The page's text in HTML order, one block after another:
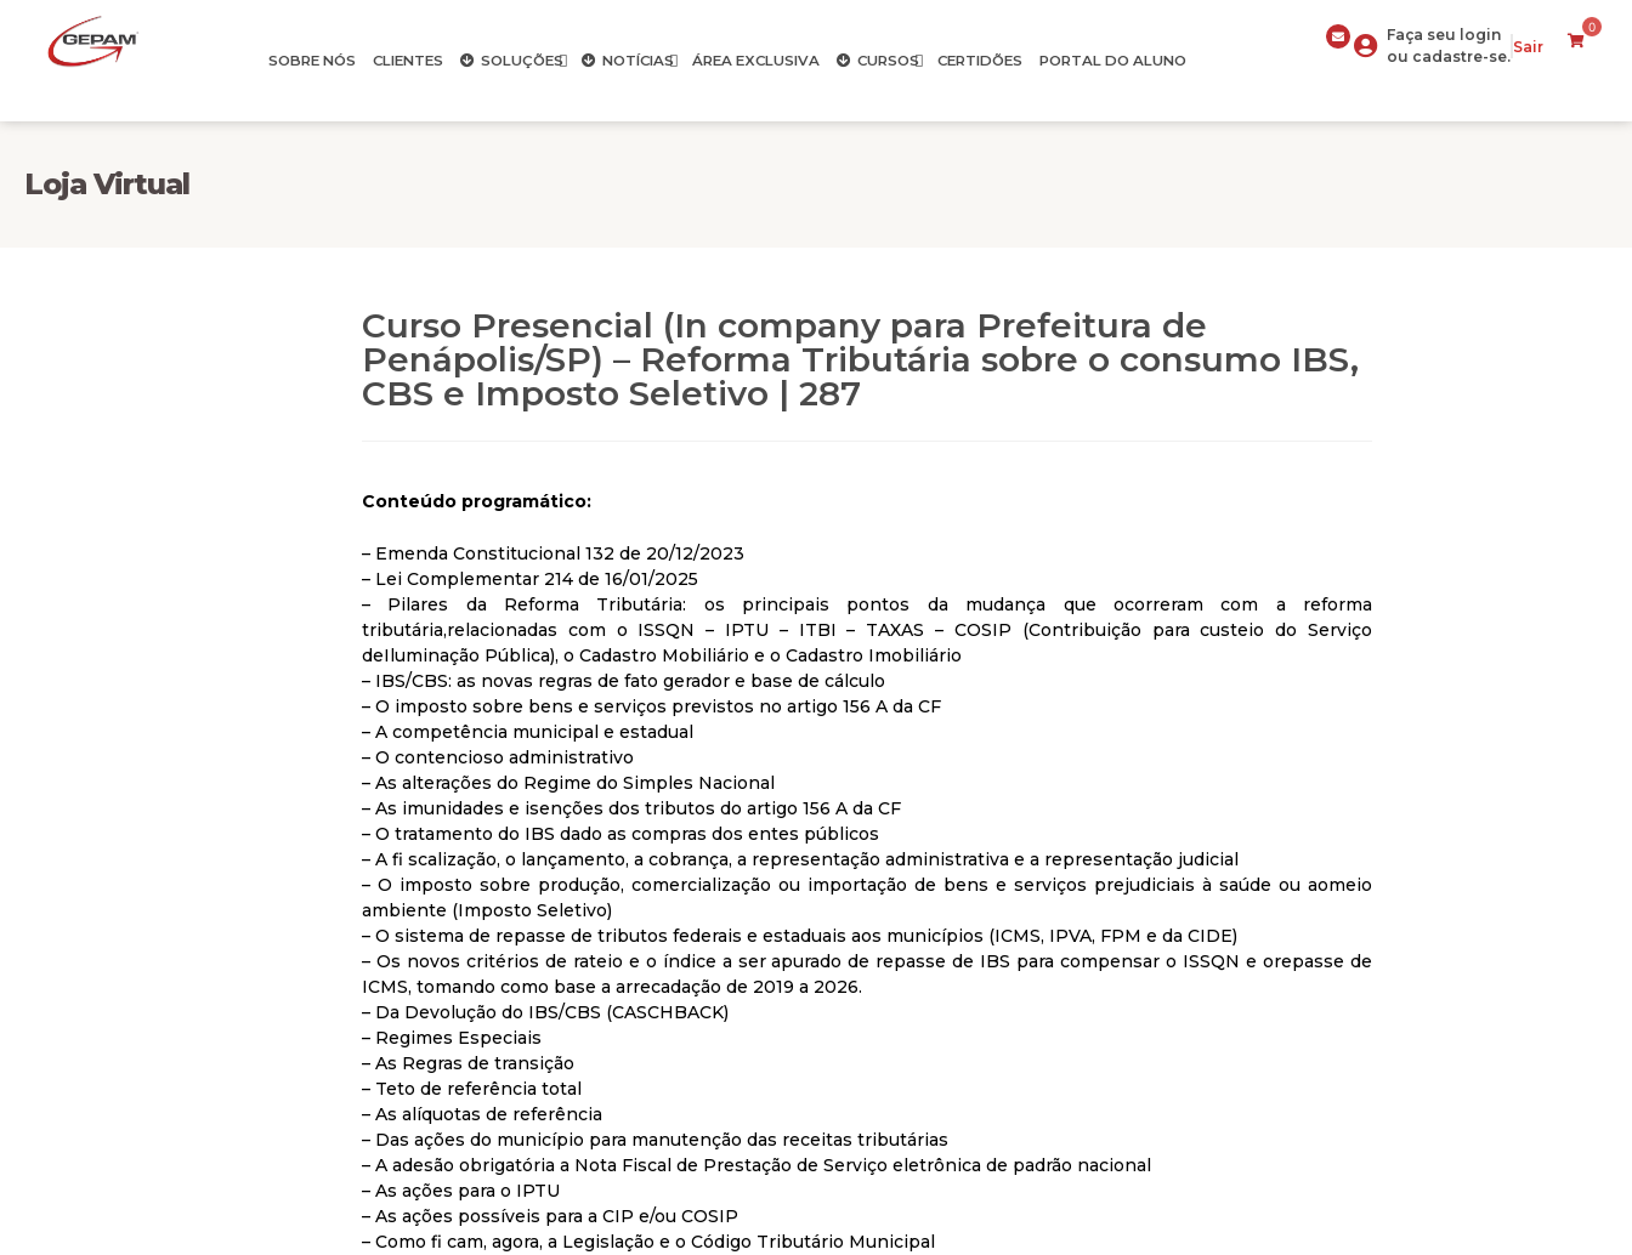
SOBRE NÓS CLIENTES SOLUÇÕES NOTÍCIAS ÁREA EXCLUSIVA CURSOS CERTIDÕES PORTAL DO ALUNO
Faça seu login
ou cadastre-se.
Sair
0
Loja Virtual
Curso Presencial (In company para Prefeitura de
Penápolis/SP) – Reforma Tributária sobre o consumo IBS,
CBS e Imposto Seletivo | 287
Conteúdo programático:
– Emenda Constitucional 132 de 20/12/2023
– Lei Complementar 214 de 16/01/2025
– Pilares da Reforma Tributária: os principais pontos da mudança que ocorreram com a reforma
tributária,relacionadas com o ISSQN – IPTU – ITBI – TAXAS – COSIP (Contribuição para custeio do Serviço
deIluminação Pública), o Cadastro Mobiliário e o Cadastro Imobiliário
– IBS/CBS: as novas regras de fato gerador e base de cálculo
– O imposto sobre bens e serviços previstos no artigo 156 A da CF
– A competência municipal e estadual
– O contencioso administrativo
– As alterações do Regime do Simples Nacional
– As imunidades e isenções dos tributos do artigo 156 A da CF
– O tratamento do IBS dado as compras dos entes públicos
– A fi scalização, o lançamento, a cobrança, a representação administrativa e a representação judicial
– O imposto sobre produção, comercialização ou importação de bens e serviços prejudiciais à saúde ou aomeio
ambiente (Imposto Seletivo)
– O sistema de repasse de tributos federais e estaduais aos municípios (ICMS, IPVA, FPM e da CIDE)
– Os novos critérios de rateio e o índice a ser apurado de repasse de IBS para compensar o ISSQN e orepasse de
ICMS, tomando como base a arrecadação de 2019 a 2026.
– Da Devolução do IBS/CBS (CASCHBACK)
– Regimes Especiais
– As Regras de transição
– Teto de referência total
– As alíquotas de referência
– Das ações do município para manutenção das receitas tributárias
– A adesão obrigatória a Nota Fiscal de Prestação de Serviço eletrônica de padrão nacional
– As ações para o IPTU
– As ações possíveis para a CIP e/ou COSIP
– Como fi cam, agora, a Legislação e o Código Tributário Municipal